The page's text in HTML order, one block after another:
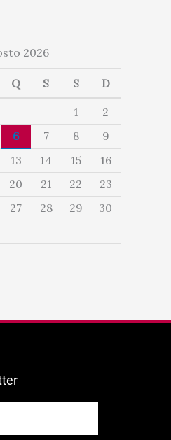
2026
Q S S D
1
2
6 7 8
9
13 14 15
16
20 21 22
23
27 28 29
30